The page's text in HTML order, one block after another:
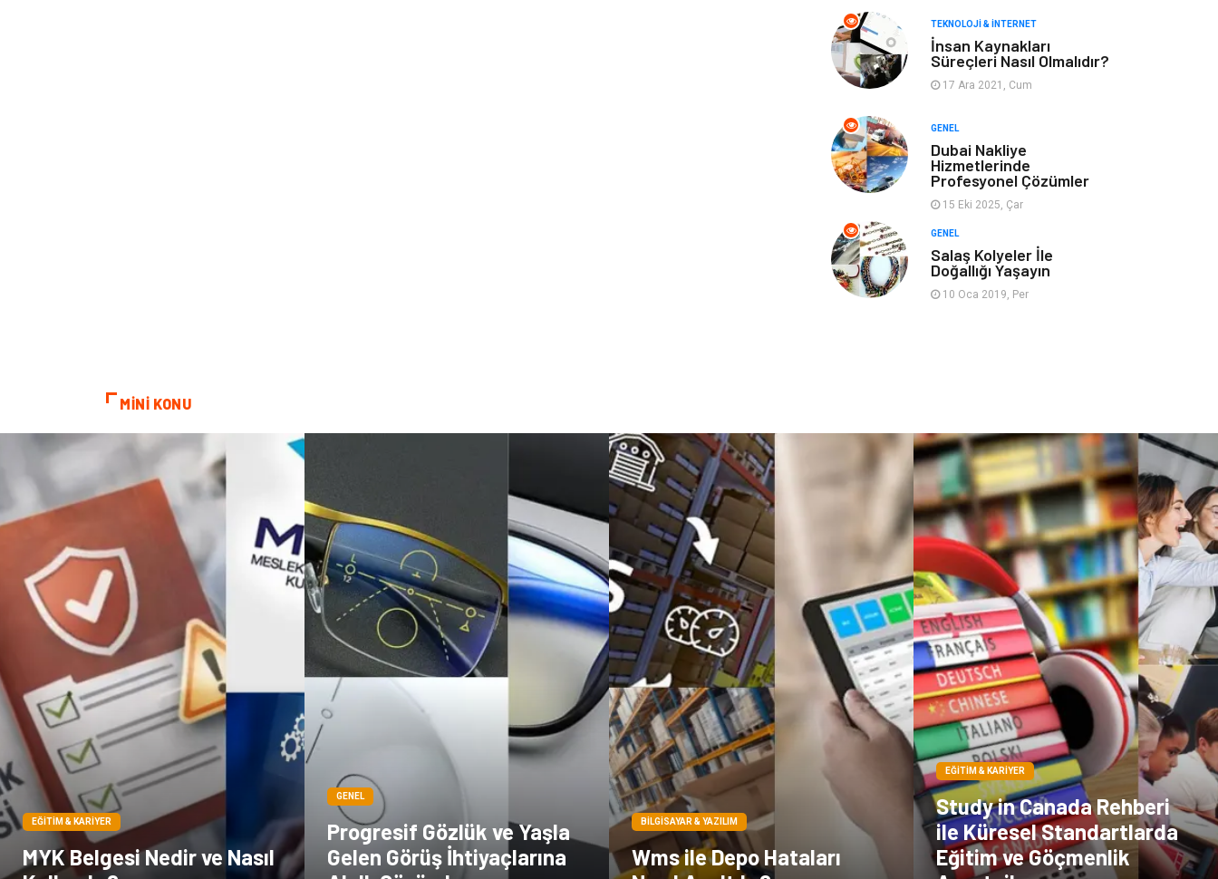
Finans& Ekonomi
Genel Kültür Emlak
Mobilya göz sağlığı
Astroloji Sigorta
Cam
Bebek Giyim Veteriner
TEKNOLOJI & İNTERNET
İnsan Kaynakları
Süreçleri Nasıl Olmalıdır?
17 Ara 2021, Cum
GENEL
Dubai Nakliye
Hizmetlerinde
Profesyonel Çözümler
15 Eki 2025, Çar
GENEL
Salaş Kolyeler İle
Doğallığı Yaşayın
10 Oca 2019, Per
MİNİ KONU
EĞITIM & KARIYER
MYK Belgesi Nedir ve Nasıl
GENEL
Progresif Gözlük ve Yaşla
Gelen Görüş İhtiyaçlarına
BILGISAYAR & YAZILIM
Wms ile Depo Hataları
EĞITIM & KARIYER
Study in Canada Rehberi
ile Küresel Standartlarda
Eğitim ve Göçmenlik